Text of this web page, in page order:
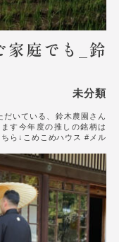
家庭でも_鈴
未分類
いている、鈴木農園さん
す今年度の推しの銘柄は
ら↓こめこめハウス #メル